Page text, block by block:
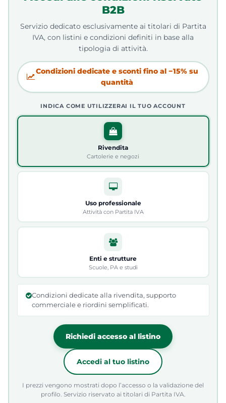
B2B
Servizio dedicato esclusivamente ai titolari di Partita
IVA, con listini e condizioni definiti in base alla
tipologia di attività.
Condizioni dedicate e sconti fino al −15% su
quantità
INDICA COME UTILIZZERAI IL TUO ACCOUNT
Rivendita
Cartolerie e negozi
Uso professionale
Attività con Partita IVA
Enti e strutture
Scuole, PA e studi
Condizioni dedicate alla rivendita, supporto
commerciale e riordini semplificati.
Richiedi accesso al listino
Accedi al tuo listino
I prezzi vengono mostrati dopo l’accesso o la validazione del
profilo. Servizio riservato ai titolari di Partita IVA.